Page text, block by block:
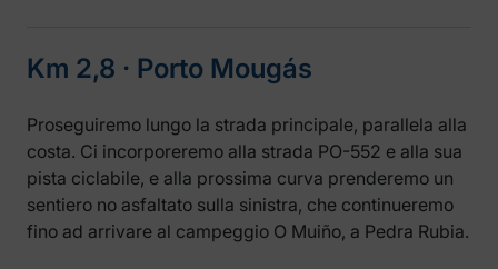
Km 2,8 ‧ Porto Mougás
Proseguiremo lungo la strada principale, parallela alla
costa. Ci incorporeremo alla strada PO-552 e alla sua
pista ciclabile, e alla prossima curva prenderemo un
sentiero no asfaltato sulla sinistra, che continueremo
fino ad arrivare al campeggio O Muiño, a Pedra Rubia.